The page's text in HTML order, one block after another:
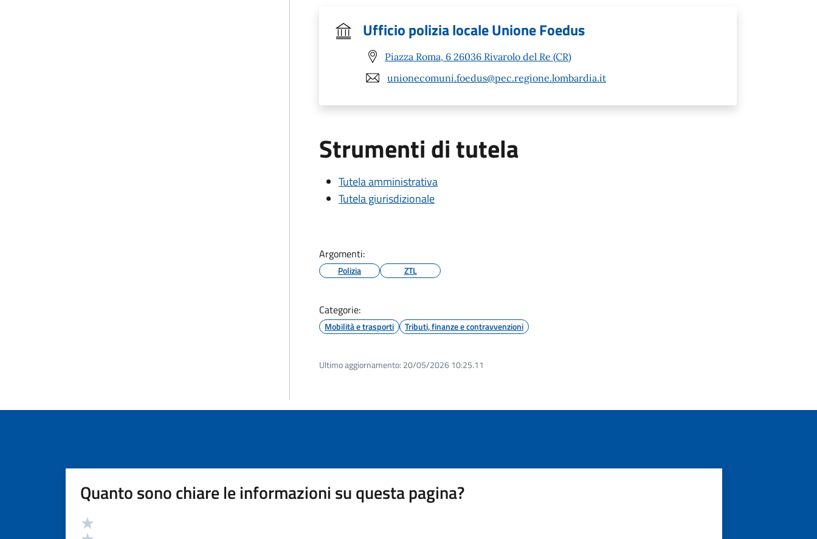
Ufficio polizia locale Unione Foedus
Piazza Roma, 6 26036 Rivarolo del Re (CR)
unionecomuni.foedus@pec.regione.lombardia.it
Strumenti di tutela
Tutela amministrativa
Tutela giurisdizionale
Argomenti:
Polizia ZTL
Categorie:
Mobilità e trasporti Tributi, finanze e contravvenzioni
Ultimo aggiornamento: 20/05/2026 10:25.11
Quanto sono chiare le informazioni su questa pagina?
Valutazione